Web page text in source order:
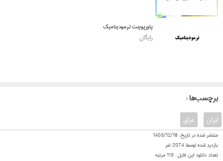
پاورپوینت ترمودینامیک
رایگان
: برچسب‌ها
عراق ایران
منتشر شده در تاریخ: 1403/12/18
بازدید شده توسط2074نفر
تعداد دانلود این فایل : 113مرتبه